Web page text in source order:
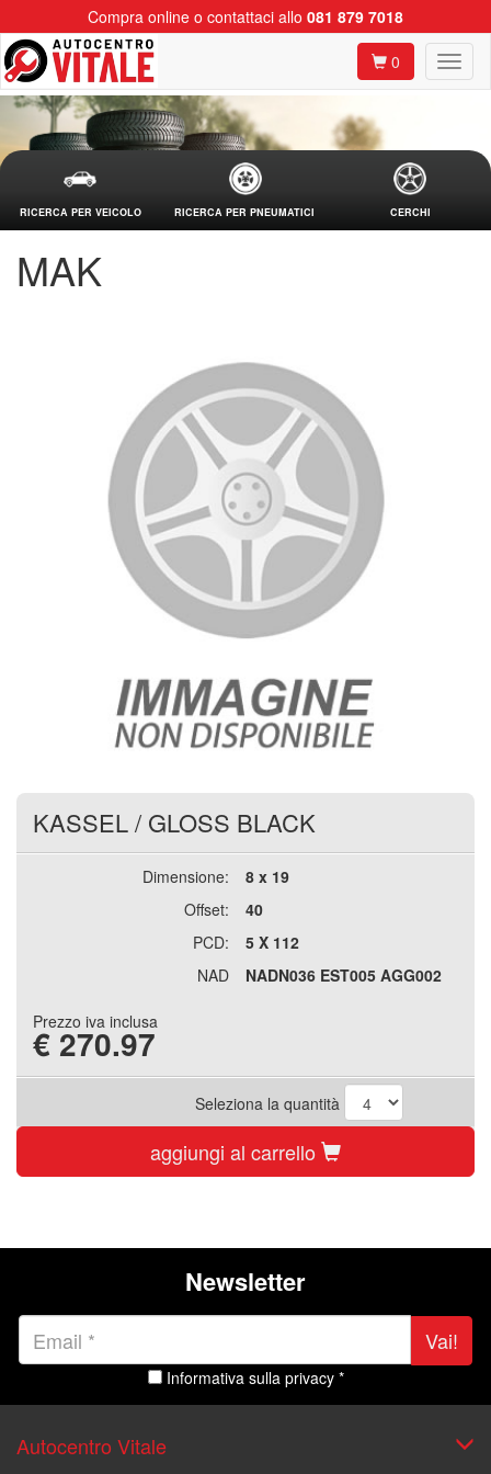
Compra online o contattaci allo 081 879 7018
0
RICERCA PER VEICOLO RICERCA PER PNEUMATICI CERCHI
MAK
KASSEL/ GLOSS BLACK
Dimensione:
8 x 19
Offset:
40
PCD:
5 X 112
NAD
NADN036 EST005 AGG002
Prezzo iva inclusa
€ 270.97
Seleziona la quantità
aggiungi al carrello
Newsletter
Vai!
Informativa sulla privacy *
Autocentro Vitale